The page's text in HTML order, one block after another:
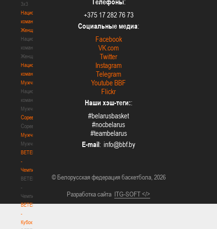
3х3
Национальная
команда.
Женщины
Национальная
команда.
Женщины
Национальная
команда.
Мужчины
Национальная
команда.
Мужчины
Соревнования
Соревнования
Мужчины
Мужчины
BETERA
-
Чемпионат
BETERA
-
Чемпионат
BETERA
-
Кубок
+375 17 282 76 73
Социальные медиа:
Facebook
VK.com
Twitter
Instagram
Telegram
Youtube BBF
Flickr
Наши хэш-теги::
#belarusbasket
#nocbelarus
#teambelarus
E-mail:
© Белорусская федерация баскетбола, 2026
Разработка сайта ITG-SOFT </>